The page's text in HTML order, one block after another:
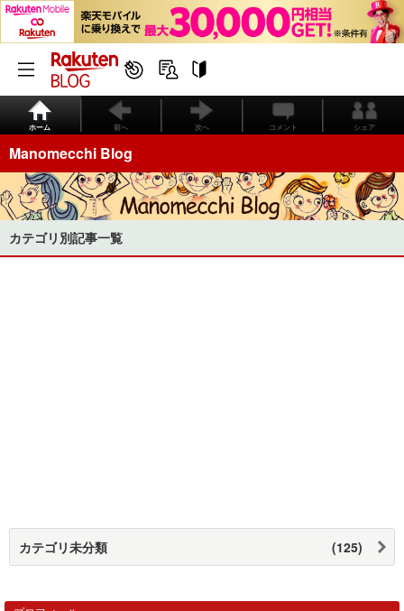
ホーム 前へ 次へ コメント シェア
Manomecchi Blog
カテゴリ別記事一覧
カテゴリ未分類 (125)